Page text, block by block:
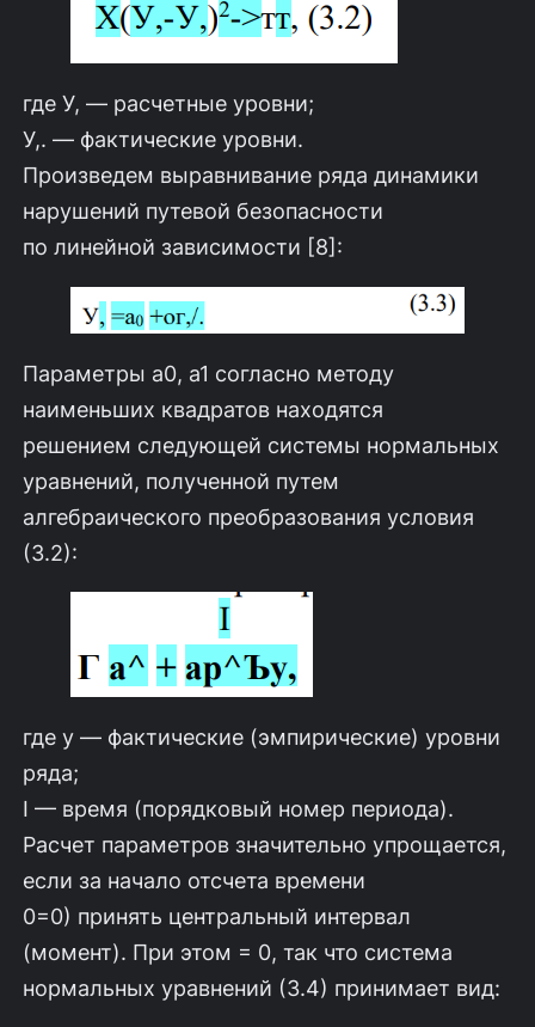
где У, — расчетные уровни;
У,. — фактические уровни.
Произведем выравнивание ряда динамики
нарушений путевой безопасности
по линейной зависимости [8]:
Параметры а0, а1 согласно методу
наименьших квадратов находятся
решением следующей системы нормальных
уравнений, полученной путем
алгебраического преобразования условия
(3.2):
где у — фактические (эмпирические) уровни
ряда;
I — время (порядковый номер периода).
Расчет параметров значительно упрощается,
если за начало отсчета времени
0=0) принять центральный интервал
(момент). При этом = 0, так что система
нормальных уравнений (3.4) принимает вид: